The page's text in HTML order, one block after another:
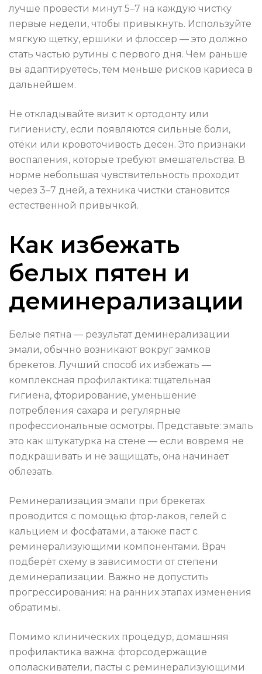
лучше провести минут 5–7 на каждую чистку
первые недели, чтобы привыкнуть. Используйте
мягкую щетку, ершики и флоссер — это должно
стать частью рутины с первого дня. Чем раньше
вы адаптируетесь, тем меньше рисков кариеса в
дальнейшем.
Не откладывайте визит к ортодонту или
гигиенисту, если появляются сильные боли,
отёки или кровоточивость десен. Это признаки
воспаления, которые требуют вмешательства. В
норме небольшая чувствительность проходит
через 3–7 дней, а техника чистки становится
естественной привычкой.
Как избежать
белых пятен и
деминерализации
Белые пятна — результат деминерализации
эмали, обычно возникают вокруг замков
брекетов. Лучший способ их избежать —
комплексная профилактика: тщательная
гигиена, фторирование, уменьшение
потребления сахара и регулярные
профессиональные осмотры. Представьте: эмаль
это как штукатурка на стене — если вовремя не
подкрашивать и не защищать, она начинает
облезать.
Реминерализация эмали при брекетах
проводится с помощью фтор-лаков, гелей с
кальцием и фосфатами, а также паст с
реминерализующими компонентами. Врач
подберёт схему в зависимости от степени
деминерализации. Важно не допустить
прогрессирования: на ранних этапах изменения
обратимы.
Помимо клинических процедур, домашняя
профилактика важна: фторсодержащие
ополаскиватели, пасты с реминерализующими